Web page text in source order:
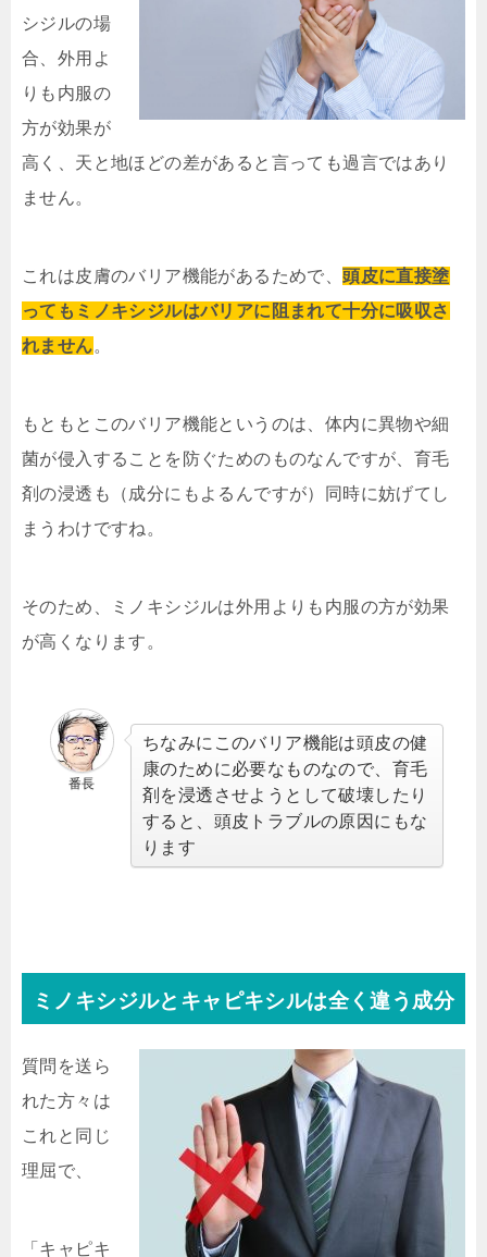
シジルの場
合、外用よ
りも内服の
方が効果が
高く、天と地ほどの差があると言っても過言ではあり
ません。
これは皮膚のバリア機能があるためで、頭皮に直接塗
ってもミノキシジルはバリアに阻まれて十分に吸収さ
れません。
もともとこのバリア機能というのは、体内に異物や細
菌が侵入することを防ぐためのものなんですが、育毛
剤の浸透も（成分にもよるんですが）同時に妨げてし
まうわけですね。
そのため、ミノキシジルは外用よりも内服の方が効果
が高くなります。
番長
ちなみにこのバリア機能は頭皮の健
康のために必要なものなので、育毛
剤を浸透させようとして破壊したり
すると、頭皮トラブルの原因にもな
ります
ミノキシジルとキャピキシルは全く違う成分
質問を送ら
れた方々は
これと同じ
理屈で、
「キャピキ